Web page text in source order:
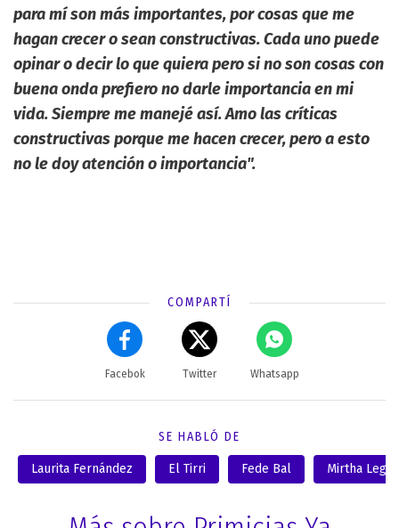
para mí son más importantes, por cosas que me
hagan crecer o sean constructivas. Cada uno puede
opinar o decir lo que quiera pero si no son cosas con
buena onda prefiero no darle importancia en mi
vida. Siempre me manejé así. Amo las críticas
constructivas porque me hacen crecer, pero a esto
no le doy atención o importancia".
COMPARTÍ
Facebok Twitter Whatsapp
SE HABLÓ DE
Laurita Fernández El Tirri Fede Bal Mirtha